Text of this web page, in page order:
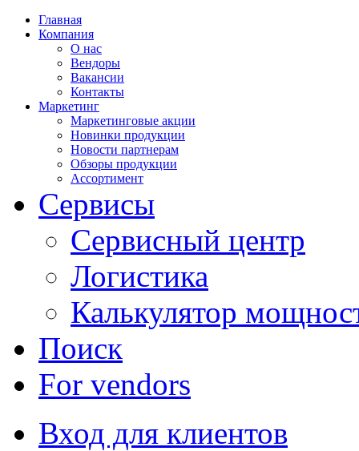
Главная
Компания
О нас
Вендоры
Вакансии
Контакты
Маркетинг
Маркетинговые акции
Новинки продукции
Новости партнерам
Обзоры продукции
Ассортимент
Сервисы
Сервисный центр
Логистика
Калькулятор
Поиск
For vendors
Вход для клиентов